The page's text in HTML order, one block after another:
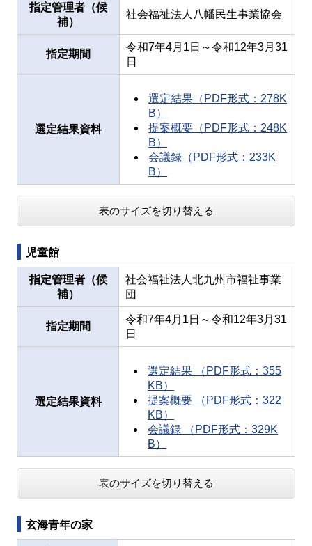
指定管理者（候
補）
社会福祉法人八幡民生事業協会
指定期間
令和7年4月1日～令和12年3月31
日
選定結果資料
選定結果（PDF形式：278K
B）
提案概要（PDF形式：248K
B）
会議録（PDF形式：233K
B）
表のサイズを切り替える
児童館
指定管理者（候
補）
社会福祉法人北九州市福祉事業
団
指定期間
令和7年4月1日～令和12年3月31
日
選定結果資料
選定結果 （PDF形式：355
KB）
提案概要 （PDF形式：322
KB）
会議録 （PDF形式：329K
B）
表のサイズを切り替える
玄海青年の家